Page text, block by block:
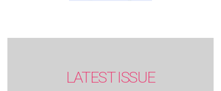
LATEST ISSUE